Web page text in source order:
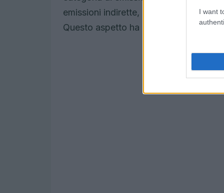
I want
emissioni indirette, in particolare
Questo aspetto ha rappresentato il